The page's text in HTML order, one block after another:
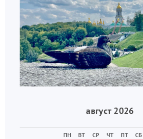
август 2026
ПН ВТ СР ЧТ ПТ СБ